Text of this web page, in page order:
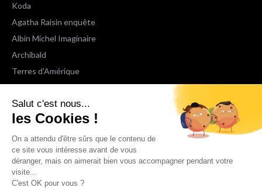
Salut c'est nous...
les Cookies !
On a attendu d'être sûrs que le contenu de
ce site vous intéresse avant de vous
déranger, mais on aimerait bien vous accompagner pendant votre
visite...
C'est OK pour vous ?
Koda
Agatha Raisin enquête
Albin Michel Imaginaire
Archibald
Terres d'Amérique
Espaces Libres Poche
NOX
Wiz
Voir toutes les collections
Nous suivre